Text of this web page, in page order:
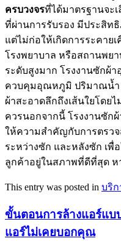
ครบวงจรที่ได้มาตรฐานจะ
ที่ผ่านการรับรอง มีประสิท
แต่ไม่ก่อให้เกิดการระคาย
โรงพยาบาล หรือสถานพย
ระดับสูงมาก โรงงานซักผ้
ควบคุมอุณหภูมิ ปริมาณน้ำ
ผ้าสะอาดลึกถึงเส้นใยโดย
ควรนอกจากนี้ โรงงานซัก
ให้ความสำคัญกับการตรว
ระหว่างซัก และหลังซัก เ
ลูกค้าอยู่ในสภาพที่ดีที่สุด
This entry was posted in บริก
ขั้นตอนการล้างแอร์แบ
แอร์ไม่เคยบอกคุณ